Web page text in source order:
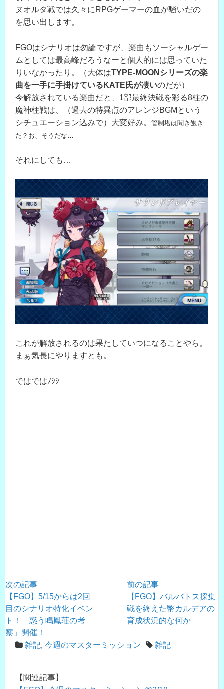
ヌオルタ戦では久々にRPGゲーマーの血が騒いだの
を思い出します。
FGOはシナリオは勿論ですが、楽曲もソーシャルゲー
ムとしては最高峰だろうなーと個人的には思っていた
りいなかったり。（大体はTYPE-MOONシリーズの楽
曲を一手に手掛けているKATE氏が凄いのだが）
今解放されている楽曲だと、1部最終決戦を彩る8柱の
魔神柱戦は、（過去の特異点のアレンジBGMという
シチュエーション込みで）大変好み。 管制塔は聞き飽き
た？お、そうだな…
それにしても…
これが解放されるのは果たしていつになることやら。
まぁ気長にやりますとも。
ではではﾉｼｼ
前の記事
【FGO】バルバトス採集
戦を終えた幣カルデアの
育成状況的な何か
次の記事
【FGO】5/15からは2回
目のシナリオ特化イベン
ト！「惑う鳴鳳荘の考
察」開催！
雑記, 今週のマスターミッション 雑記
【関連記事】